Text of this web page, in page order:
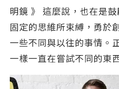
明鏡 》 這麼說，也在是
固定的思維所束縛，勇於
一些不同與以往的事情。
一樣一直在嘗試不同的東